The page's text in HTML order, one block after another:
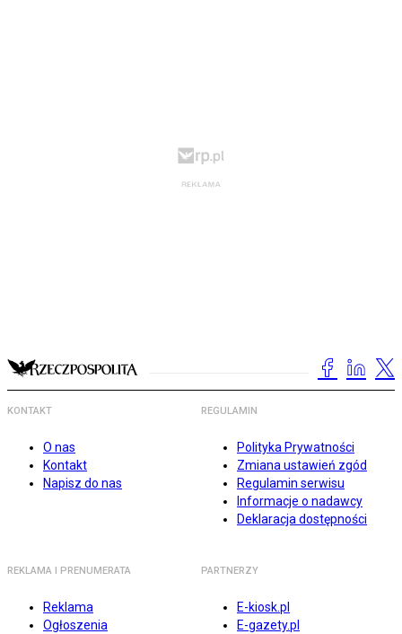
KONTAKT
O nas
Kontakt
Napisz do nas
REGULAMIN
Polityka Prywatności
Zmiana ustawień zgód
Regulamin serwisu
Informacje o nadawcy
Deklaracja dostępności
REKLAMA I PRENUMERATA
Reklama
Ogłoszenia
PARTNERZY
E-kiosk.pl
E-gazety.pl